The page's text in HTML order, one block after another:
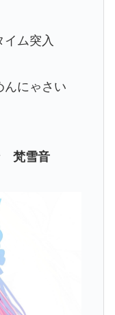
ム突入
んにゃさい
梵雪音